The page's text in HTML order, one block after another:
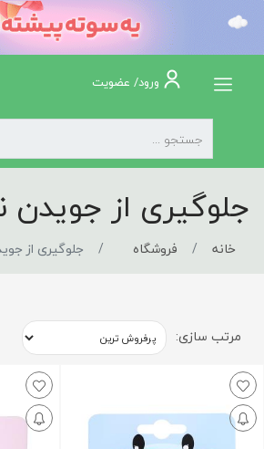
ورود/ عضویت
جلوگیری از جویدن
خانه فروشگاه جلوگیری از
مرتب سازی: